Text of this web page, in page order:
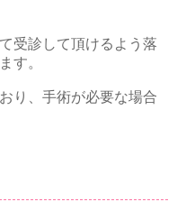
受診して頂けるよう落
す。
り、手術が必要な場合